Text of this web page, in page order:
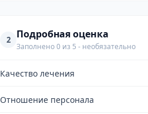
2 Подробная оценка
Заполнено 0 из 5 - необязательно
Качество лечения
Отношение персонала